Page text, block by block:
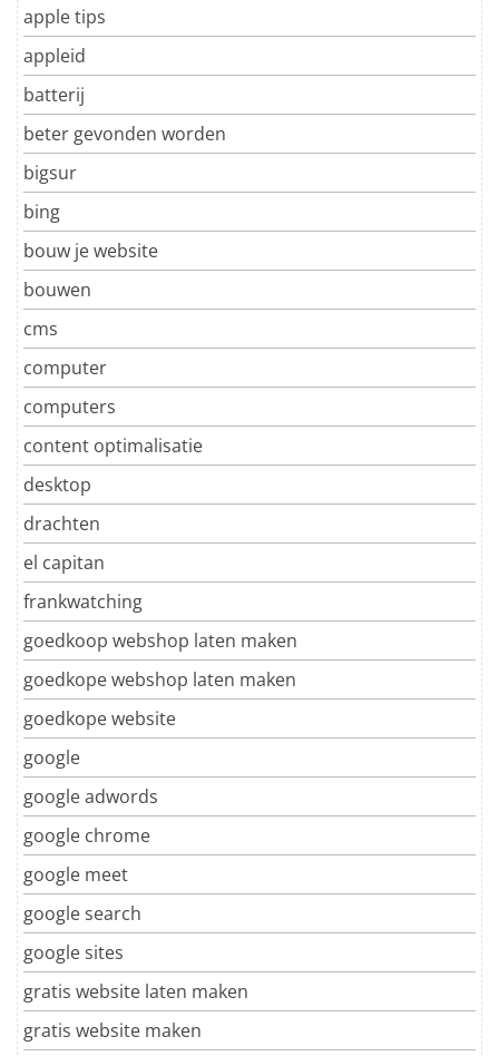
apple tips
appleid
batterij
beter gevonden worden
bigsur
bing
bouw je website
bouwen
cms
computer
computers
content optimalisatie
desktop
drachten
el capitan
frankwatching
goedkoop webshop laten maken
goedkope webshop laten maken
goedkope website
google
google adwords
google chrome
google meet
google search
google sites
gratis website laten maken
gratis website maken